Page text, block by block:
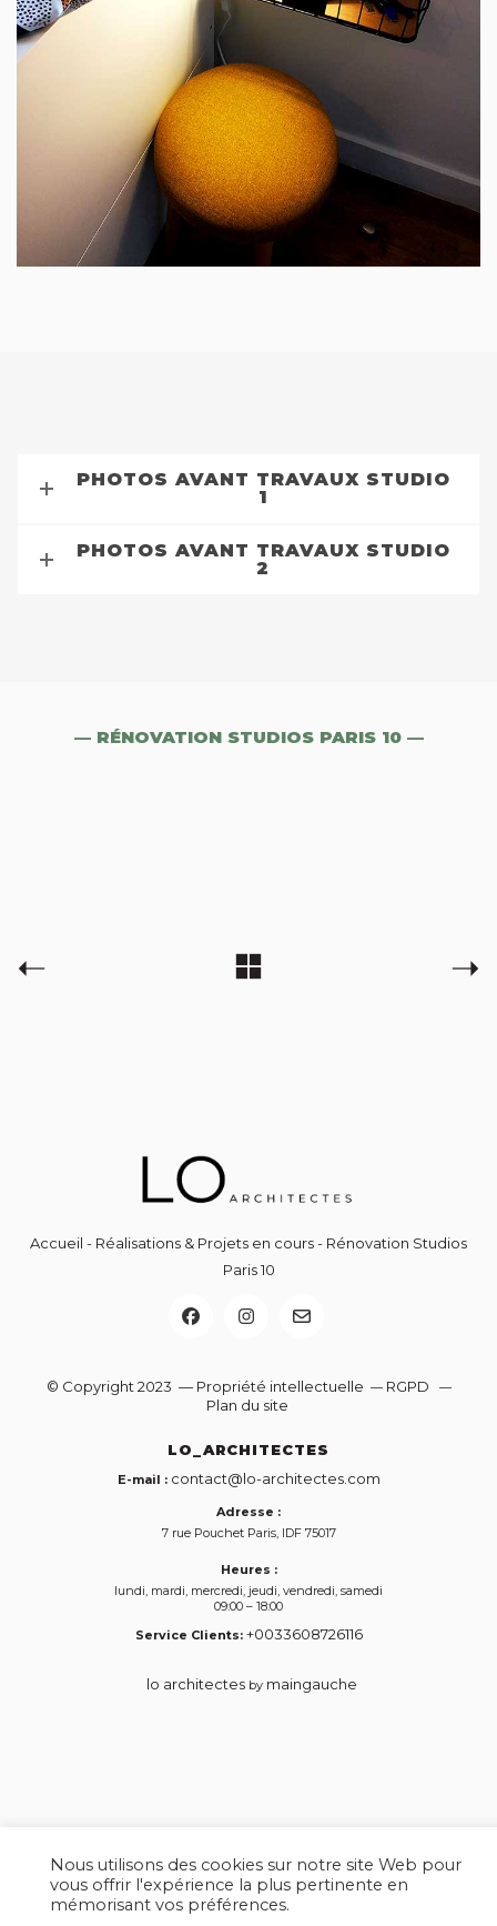
PHOTOS AVANT TRAVAUX STUDIO
1
PHOTOS AVANT TRAVAUX STUDIO
2
— RÉNOVATION STUDIOS PARIS 10 —
Accueil - Réalisations & Projets en cours- Rénovation Studios
Paris 10
© Copyright 2023 — Propriété intellectuelle — RGPD —
Plan du site
LO_ARCHITECTES
E-mail : contact@lo-architectes.com
Adresse :
7 rue Pouchet Paris, IDF 75017
Heures :
lundi, mardi, mercredi, jeudi, vendredi, samedi
09:00 – 18:00
Service Clients: +0033608726116
lo architectes by maingauche
Nous utilisons des cookies sur notre site Web pour
vous offrir l'expérience la plus pertinente en
mémorisant vos préférences.